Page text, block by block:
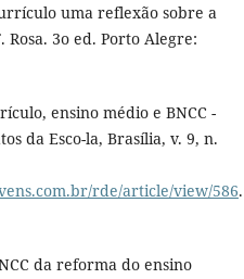
uma reflexão sobre a
3o ed. Porto Alegre:
ensino médio e BNCC -
da Esco-la, Brasília, v. 9, n.
rde/article/view/586.
da reforma do ensino